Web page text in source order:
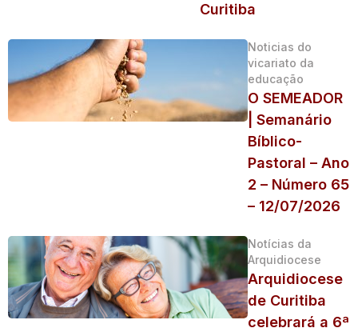
Curitiba
Noticias do
vicariato da
educação
O SEMEADOR
| Semanário
Bíblico-
Pastoral – Ano
2 – Número 65
– 12/07/2026
Notícias da
Arquidiocese
Arquidiocese
de Curitiba
celebrará a 6ª